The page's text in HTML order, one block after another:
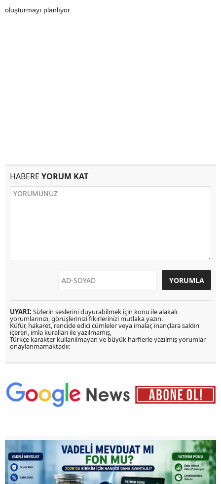
oluşturmayı planlıyor.
HABERE YORUM KAT
UYARI: Sizlerin seslerini duyurabilmek için konu ile alakalı
yorumlarınızı, görüşlerinizi fikirlerinizi mutlaka yazın.
Küfür, hakaret, rencide edici cümleler veya imalar, inançlara saldırı
içeren, imla kuralları ile yazılmamış,
Türkçe karakter kullanılmayan ve büyük harflerle yazılmış yorumlar
onaylanmamaktadır.